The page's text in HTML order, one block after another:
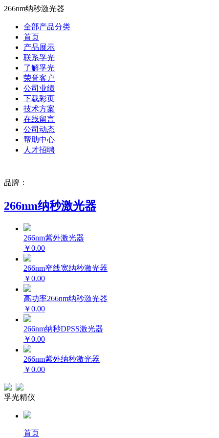
266nm纳秒激光器
全部产品分类
首页
产品展示
联系孚光
了解孚光
荣誉客户
公司业绩
下载彩页
技术方案
在线留言
公司动态
帮助中心
人才招聘
品牌：
266nm纳秒激光器
266nm紫外激光器
￥0.00
266nm窄线宽纳秒激光器
￥0.00
高功率266nm纳秒激光器
￥0.00
266nm纳秒DPSS激光器
￥0.00
266nm紫外纳秒激光器
￥0.00
孚光精仪
首页